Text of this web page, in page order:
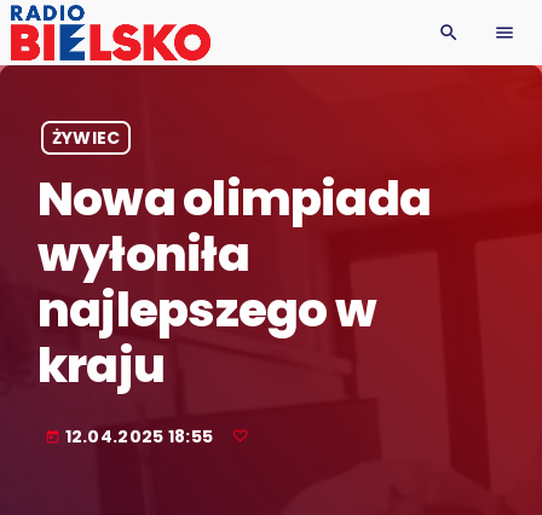
search menu
ŻYWIEC
Nowa olimpiada
wyłoniła
najlepszego w
kraju
today 12.04.2025 18:55